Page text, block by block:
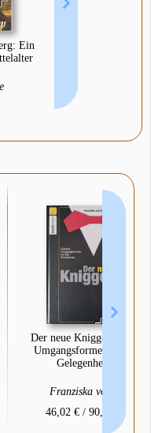
Ein
Der neue Knigge. Sichere
Umgangsformen für alle
Gelegenheiten
Franziska von Au
46,02 € / 90,00 лв.